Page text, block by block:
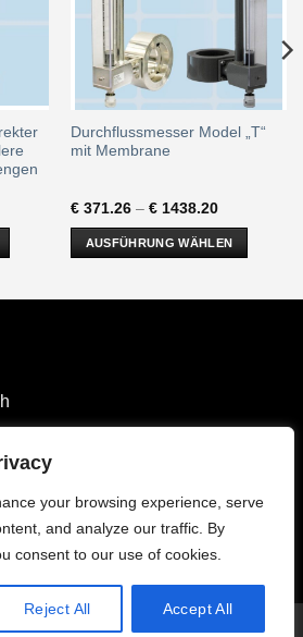
your browsing experience, serve
and analyze our traffic. By
consent to our use of cookies.
Reject All Accept All
Durchflussmesser Model „T“
mit Membrane
€371.26– €1438.20
AUSFÜHRUNG WÄHLEN
Optionen
der
Produktseite
gewählt
werden
2026 © CobrAm GmbH